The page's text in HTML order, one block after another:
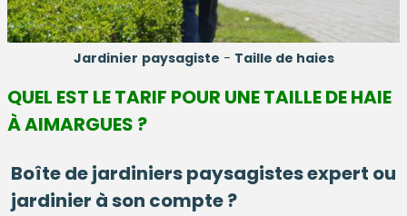
Jardinier paysagiste - Taille de haies
QUEL EST LE TARIF POUR UNE TAILLE DE HAIE
À AIMARGUES ?
Boîte de jardiniers paysagistes expert ou
jardinier à son compte ?